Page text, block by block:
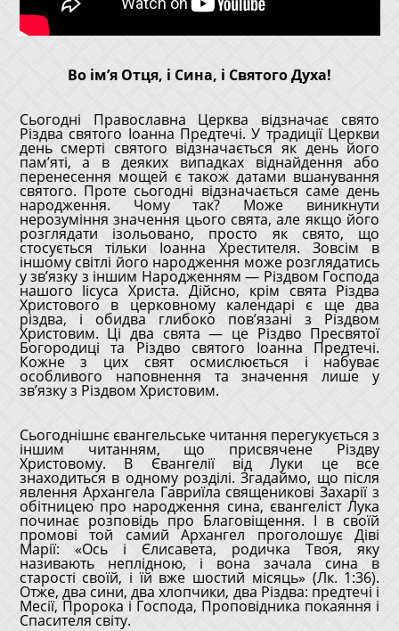
Во ім’я Отця, і Сина, і Святого Духа!
Сьогодні Православна Церква відзначає свято
Різдва святого Іоанна Предтечі. У традиції Церкви
день смерті святого відзначається як день його
пам’яті, а в деяких випадках віднайдення або
перенесення мощей є також датами вшанування
святого. Проте сьогодні відзначається саме день
народження. Чому так? Може виникнути
нерозуміння значення цього свята, але якщо його
розглядати ізольовано, просто як свято, що
стосується тільки Іоанна Хрестителя. Зовсім в
іншому світлі його народження може розглядатись
у зв’язку з іншим Народженням — Різдвом Господа
нашого Іісуса Христа. Дійсно, крім свята Різдва
Христового в церковному календарі є ще два
різдва, і обидва глибоко пов’язані з Різдвом
Христовим. Ці два свята — це Різдво Пресвятої
Богородиці та Різдво святого Іоанна Предтечі.
Кожне з цих свят осмислюється і набуває
особливого наповнення та значення лише у
зв’язку з Різдвом Христовим.
Сьогоднішнє євангельське читання перегукується з
іншим читанням, що присвячене Різдву
Христовому. В Євангелії від Луки це все
знаходиться в одному розділі. Згадаймо, що після
явлення Архангела Гавриїла священикові Захарії з
обітницею про народження сина, євангеліст Лука
починає розповідь про Благовіщення. І в своїй
промові той самий Архангел проголошує Діві
Марії: «Ось і Єлисавета, родичка Твоя, яку
називають неплідною, і вона зачала сина в
старості своїй, і їй вже шостий місяць» (Лк. 1:36).
Отже, два сини, два хлопчики, два Різдва: предтечі і
Месії, Пророка і Господа, Проповідника покаяння і
Спасителя світу.